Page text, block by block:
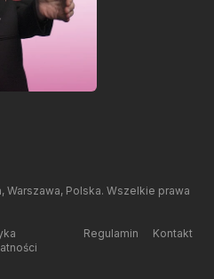
Warszawa, Polska. Wszelkie prawa
Regulamin Kontakt